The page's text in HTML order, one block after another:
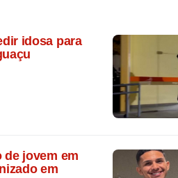
idosa para
de jovem em
em